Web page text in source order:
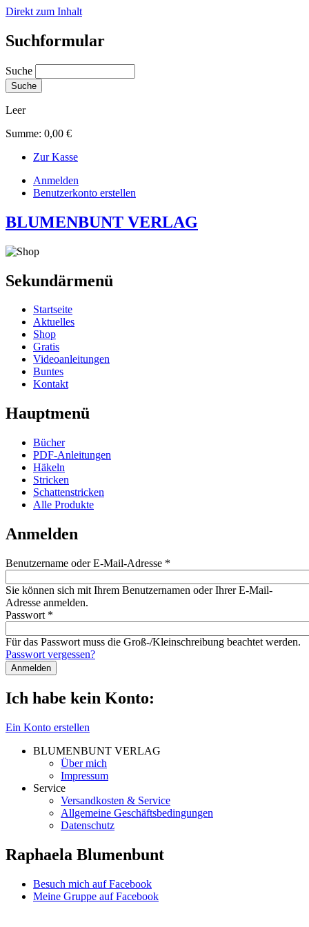
Direkt zum Inhalt
Suchformular
Suche
Leer
Summe: 0,00 €
Zur Kasse
Anmelden
Benutzerkonto erstellen
BLUMENBUNT VERLAG
Sekundärmenü
Startseite
Aktuelles
Shop
Gratis
Videoanleitungen
Buntes
Kontakt
Hauptmenü
Bücher
PDF-Anleitungen
Häkeln
Stricken
Schattenstricken
Alle Produkte
Anmelden
Benutzername oder E-Mail-Adresse *
Sie können sich mit Ihrem Benutzernamen oder Ihrer E-Mail-
Adresse anmelden.
Passwort *
Für das Passwort muss die Groß-/Kleinschreibung beachtet werden.
Passwort vergessen?
Ich habe kein Konto:
Ein Konto erstellen
BLUMENBUNT VERLAG
Über mich
Impressum
Service
Versandkosten & Service
Allgemeine Geschäftsbedingungen
Datenschutz
Raphaela Blumenbunt
Besuch mich auf Facebook
Meine Gruppe auf Facebook